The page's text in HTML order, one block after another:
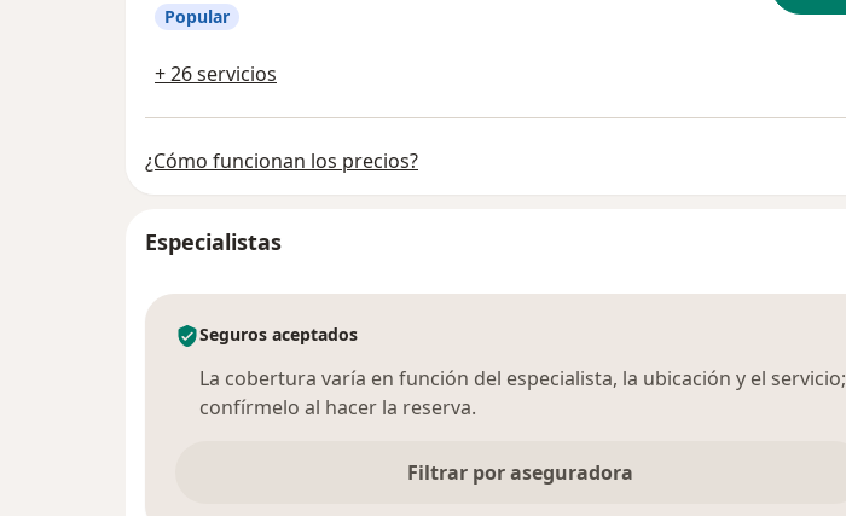
Popular
+ 26 servicios
¿Cómo funcionan los precios?
Especialistas
Seguros aceptados
La cobertura varía en función del especialista, la ubicación y el servicio;
confírmelo al hacer la reserva.
Filtrar por aseguradora